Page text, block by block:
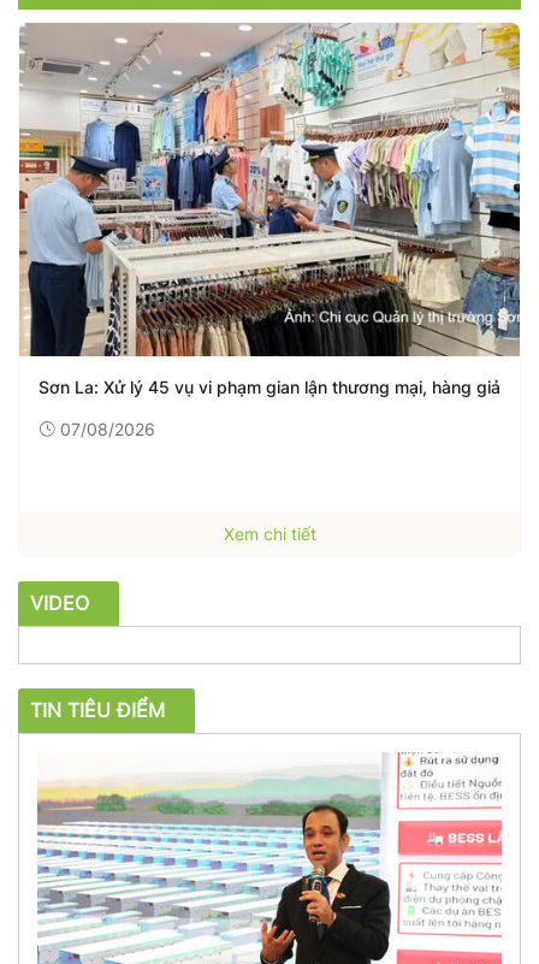
Sơn La: Xử lý 45 vụ vi phạm gian lận thương mại, hàng giả
07/08/2026
Xem chi tiết
VIDEO
TIN TIÊU ĐIỂM